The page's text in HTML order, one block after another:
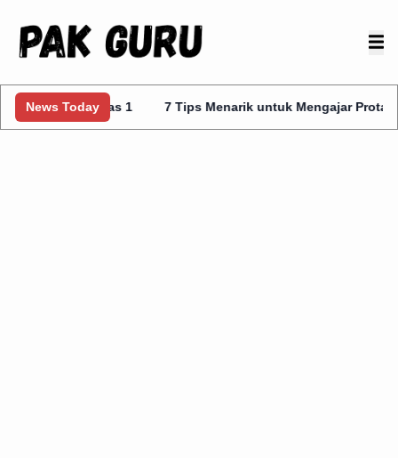
News Today
Kelas 1 7 Tips Menarik untuk Mengajar Prota Kurmer Kelas